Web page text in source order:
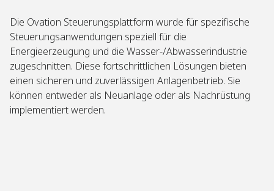
Die Ovation Steuerungsplattform wurde für spezifische
Steuerungsanwendungen speziell für die
Energieerzeugung und die Wasser-/Abwasserindustrie
zugeschnitten. Diese fortschrittlichen Lösungen bieten
einen sicheren und zuverlässigen Anlagenbetrieb. Sie
können entweder als Neuanlage oder als Nachrüstung
implementiert werden. ​